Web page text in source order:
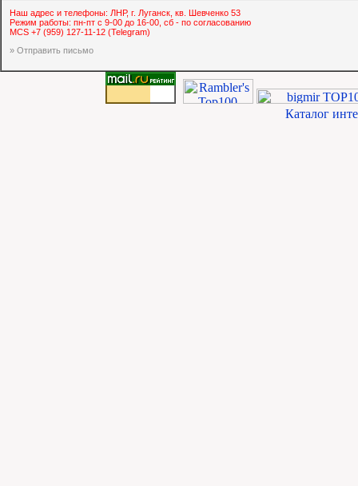
Наш адрес и телефоны: ЛНР, г. Луганск, кв. Шевченко 53
Режим работы: пн-пт с 9-00 до 16-00, сб - по согласованию
MCS +7 (959) 127-11-12 (Telegram)
» Отправить письмо
Каталог